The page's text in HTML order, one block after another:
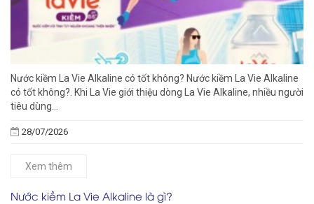
Nước kiềm La Vie Alkaline có tốt không? Nước kiềm La Vie Alkaline
có tốt không?. Khi La Vie giới thiệu dòng La Vie Alkaline, nhiều người
tiêu dùng...
28/07/2026
Xem thêm
Nước kiềm La Vie Alkaline là gì?